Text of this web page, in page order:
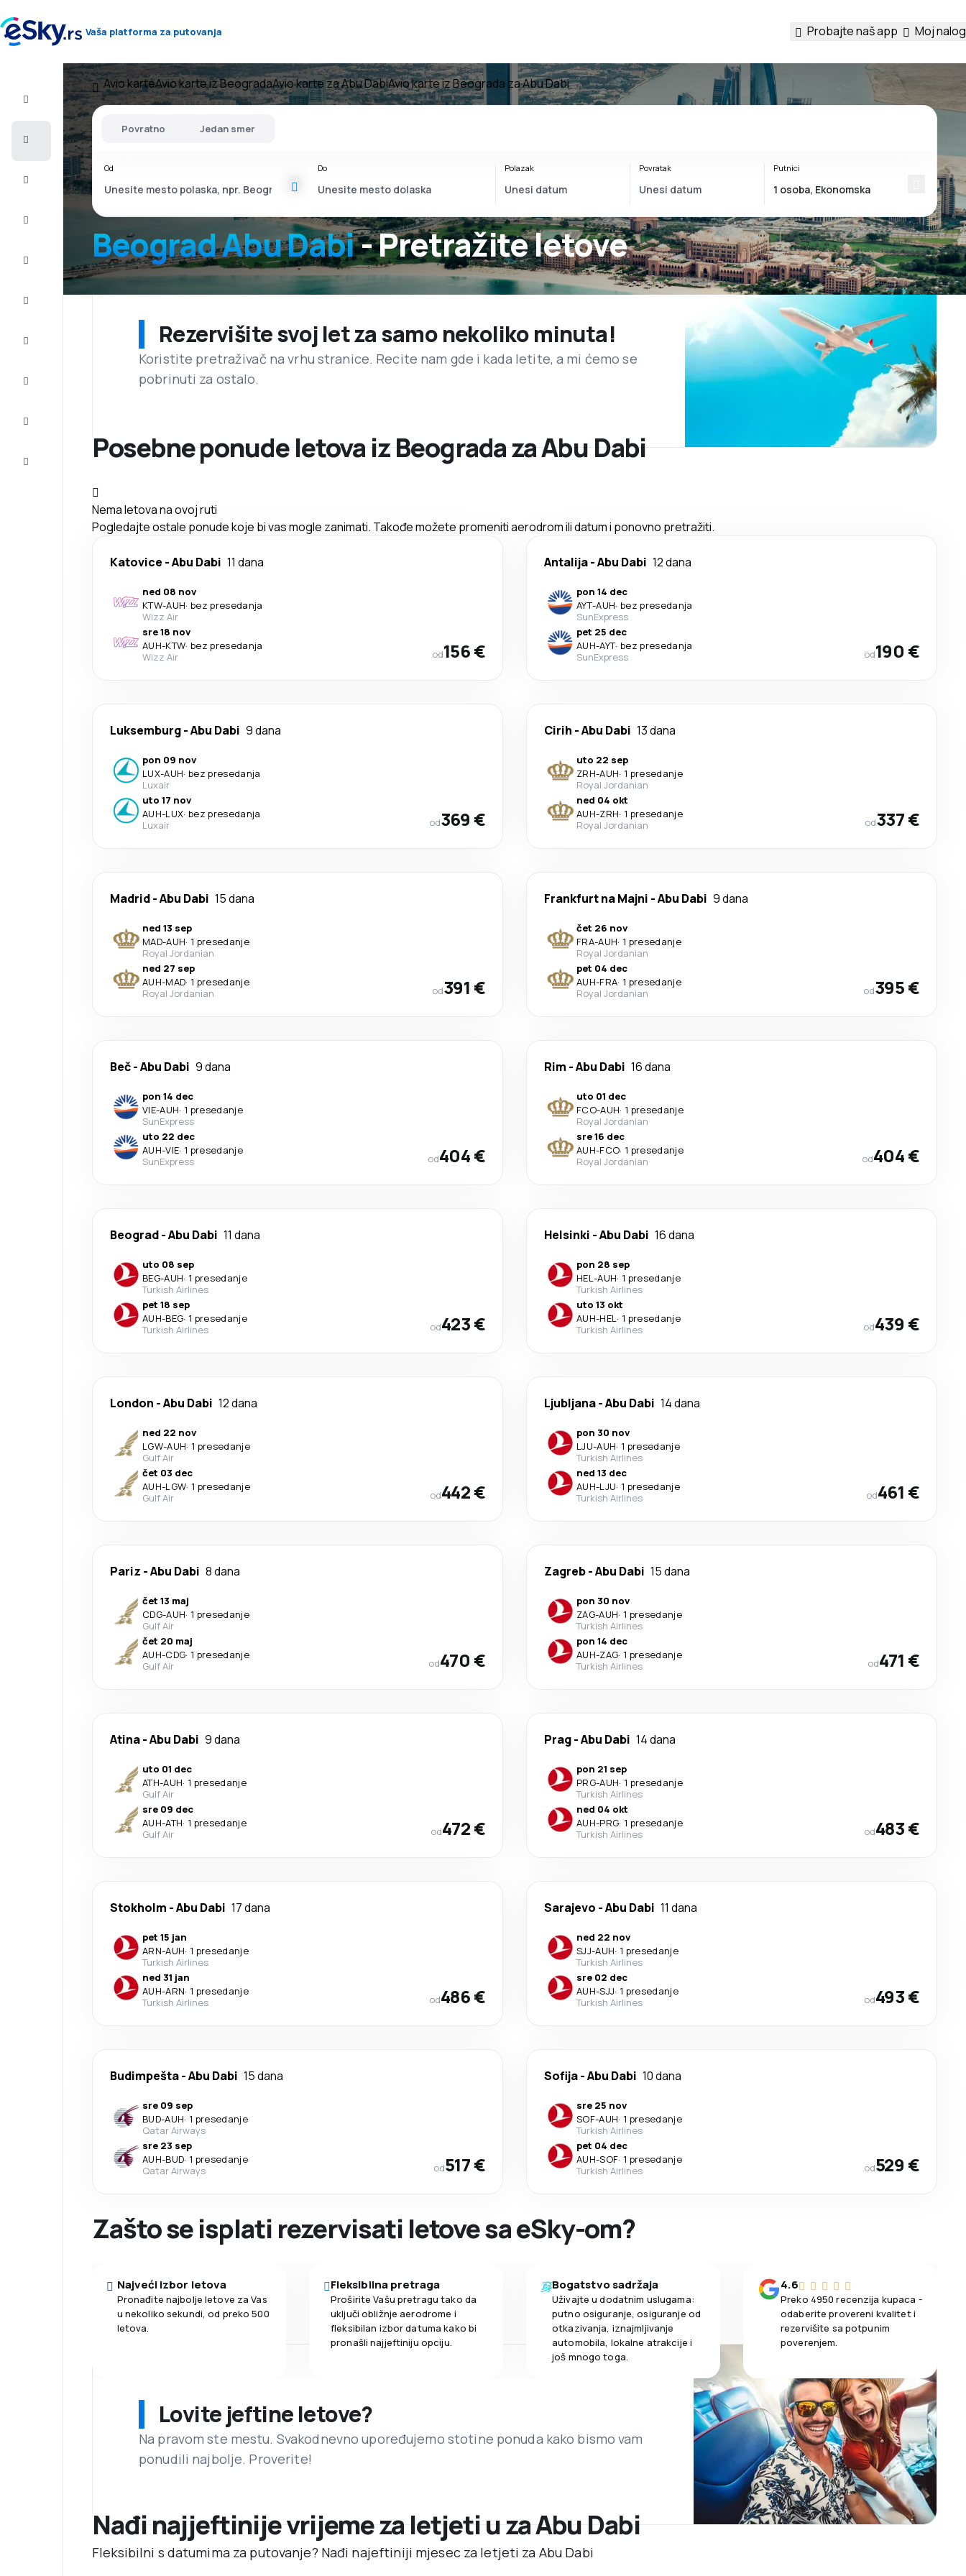
Vaša platforma za putovanja Probajte naš app Moj nalog
Let+Hotel
Letovanje
putovanja
Avio karteAvio karte iz BeogradaAvio karte za Abu DabiAvio karte iz Beograda za Abu Dabi
Beograd Abu Dabi- Pretražite letove
Povratno Jedan smer
Od Do Polazak Povratak Putnici
Rezervišite svoj let za samo nekoliko minuta!
Koristite pretraživač na vrhu stranice. Recite nam gde i kada letite, a mi ćemo se
pobrinuti za ostalo.
Posebne ponude letova iz Beograda za Abu Dabi
Nema letova na ovoj ruti
Pogledajte ostale ponude koje bi vas mogle zanimati. Takođe možete promeniti aerodrom ili datum i ponovno pretražiti.
Katovice -Abu Dabi 11 dana
ned 08 nov
KTW-AUH· bez presedanja
Wizz Air
sre 18 nov
AUH-KTW· bez presedanja
Wizz Air
od156 €
Antalija-Abu Dabi 12 dana
pon 14 dec
AYT-AUH· bez presedanja
SunExpress
pet 25 dec
AUH-AYT· bez presedanja
SunExpress
od190 €
Luksemburg-Abu Dabi 9 dana
pon 09 nov
LUX-AUH· bez presedanja
Luxair
uto 17 nov
AUH-LUX· bez presedanja
Luxair
od369 €
Cirih -Abu Dabi 13 dana
uto 22 sep
ZRH-AUH· 1 presedanje
Royal Jordanian
ned 04 okt
AUH-ZRH· 1 presedanje
Royal Jordanian
od337 €
Madrid-Abu Dabi 15 dana
ned 13 sep
MAD-AUH· 1 presedanje
Royal Jordanian
ned 27 sep
AUH-MAD· 1 presedanje
Royal Jordanian
od391 €
Frankfurt na Majni -Abu Dabi 9 dana
čet 26 nov
FRA-AUH· 1 presedanje
Royal Jordanian
pet 04 dec
AUH-FRA· 1 presedanje
Royal Jordanian
od395 €
Beč-Abu Dabi 9 dana
pon 14 dec
VIE-AUH· 1 presedanje
SunExpress
uto 22 dec
AUH-VIE· 1 presedanje
SunExpress
od404 €
Rim -Abu Dabi 16 dana
uto 01 dec
FCO-AUH· 1 presedanje
Royal Jordanian
sre 16 dec
AUH-FCO· 1 presedanje
Royal Jordanian
od404 €
Beograd-Abu Dabi 11 dana
uto 08 sep
BEG-AUH· 1 presedanje
Turkish Airlines
pet 18 sep
AUH-BEG· 1 presedanje
Turkish Airlines
od423 €
Helsinki -Abu Dabi 16 dana
pon 28 sep
HEL-AUH· 1 presedanje
Turkish Airlines
uto 13 okt
AUH-HEL· 1 presedanje
Turkish Airlines
od439 €
London -Abu Dabi 12 dana
ned 22 nov
LGW-AUH· 1 presedanje
Gulf Air
čet 03 dec
AUH-LGW· 1 presedanje
Gulf Air
od442 €
Ljubljana-Abu Dabi 14 dana
pon 30 nov
LJU-AUH· 1 presedanje
Turkish Airlines
ned 13 dec
AUH-LJU· 1 presedanje
Turkish Airlines
od461 €
Pariz -Abu Dabi 8 dana
čet 13 maj
CDG-AUH· 1 presedanje
Gulf Air
čet 20 maj
AUH-CDG· 1 presedanje
Gulf Air
od470 €
Zagreb-Abu Dabi 15 dana
pon 30 nov
ZAG-AUH· 1 presedanje
Turkish Airlines
pon 14 dec
AUH-ZAG· 1 presedanje
Turkish Airlines
od471 €
Atina-Abu Dabi 9 dana
uto 01 dec
ATH-AUH· 1 presedanje
Gulf Air
sre 09 dec
AUH-ATH· 1 presedanje
Gulf Air
od472 €
Prag-Abu Dabi 14 dana
pon 21 sep
PRG-AUH· 1 presedanje
Turkish Airlines
ned 04 okt
AUH-PRG· 1 presedanje
Turkish Airlines
od483 €
Stokholm -Abu Dabi 17 dana
pet 15 jan
ARN-AUH· 1 presedanje
Turkish Airlines
ned 31 jan
AUH-ARN· 1 presedanje
Turkish Airlines
od486 €
Sarajevo -Abu Dabi 11 dana
ned 22 nov
SJJ-AUH· 1 presedanje
Turkish Airlines
sre 02 dec
AUH-SJJ· 1 presedanje
Turkish Airlines
od493 €
Budimpešta-Abu Dabi 15 dana
sre 09 sep
BUD-AUH· 1 presedanje
Qatar Airways
sre 23 sep
AUH-BUD· 1 presedanje
Qatar Airways
od517 €
Sofija-Abu Dabi 10 dana
sre 25 nov
SOF-AUH· 1 presedanje
Turkish Airlines
pet 04 dec
AUH-SOF· 1 presedanje
Turkish Airlines
od529 €
Zašto se isplati rezervisati letove sa eSky-om?
Najveći izbor letova
Pronađite najbolje letove za Vas
u nekoliko sekundi, od preko 500
letova.
Fleksibilna pretraga
Proširite Vašu pretragu tako da
uključi obližnje aerodrome i
fleksibilan izbor datuma kako bi
pronašli najjeftiniju opciju.
Bogatstvo sadržaja
Uživajte u dodatnim uslugama:
putno osiguranje, osiguranje od
otkazivanja, iznajmljivanje
automobila, lokalne atrakcije i
još mnogo toga.
4.6
Preko 4950 recenzija kupaca -
odaberite provereni kvalitet i
rezervišite sa potpunim
poverenjem.
Lovite jeftine letove?
Na pravom ste mestu. Svakodnevno upoređujemo stotine ponuda kako bismo vam
ponudili najbolje. Proverite!
Nađi najjeftinije vrijeme za letjeti u za Abu Dabi
Fleksibilni s datumima za putovanje? Nađi najeftiniji mjesec za letjeti za Abu Dabi